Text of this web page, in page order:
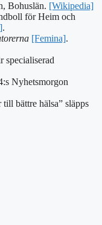
Bohuslän. [Wikipedia]
för Heim och
.
[Femina].
specialiserad
Nyhetsmorgon
bättre hälsa” släpps